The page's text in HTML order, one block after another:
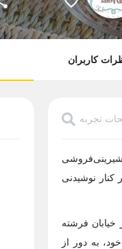
کاربران
تجربه
نوشیدنی
فرشته
به دور از